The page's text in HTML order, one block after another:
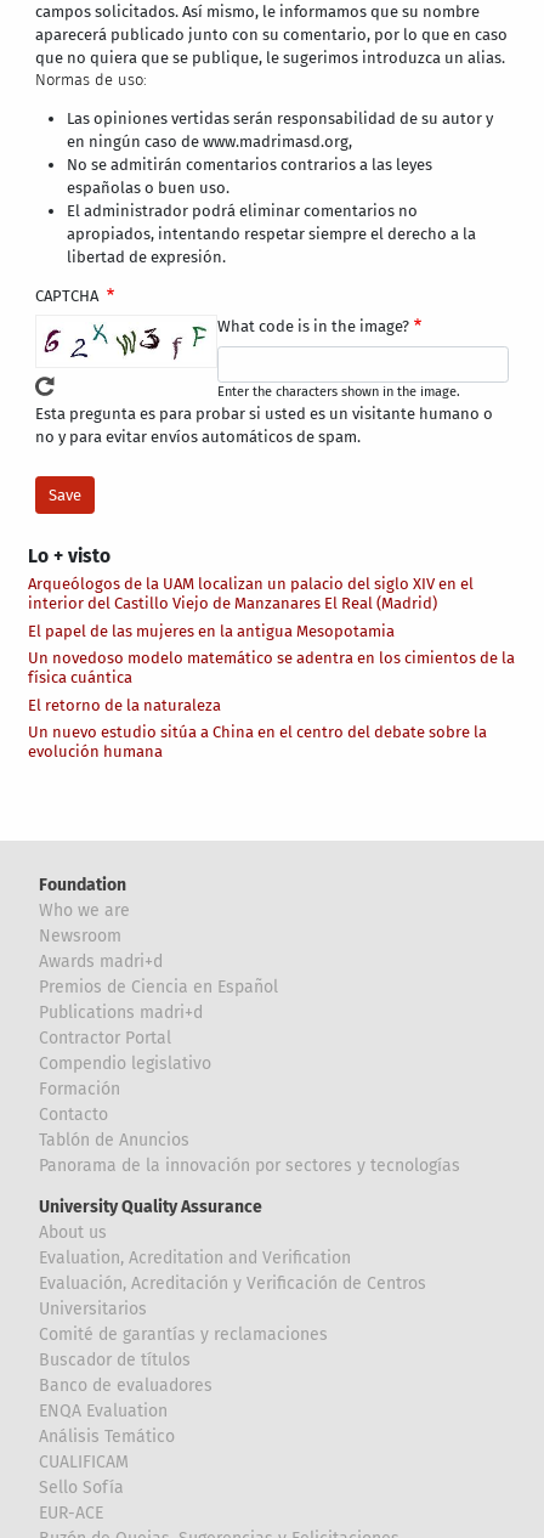
Lo + visto
Arqueólogos de la UAM localizan un palacio del siglo XIV en el
interior del Castillo Viejo de Manzanares El Real (Madrid)
El papel de las mujeres en la antigua Mesopotamia
Un novedoso modelo matemático se adentra en los cimientos de la
física cuántica
El retorno de la naturaleza
Un nuevo estudio sitúa a China en el centro del debate sobre la
evolución humana
campos solicitados. Así mismo, le informamos que su nombre
aparecerá publicado junto con su comentario, por lo que en caso
que no quiera que se publique, le sugerimos introduzca un alias.
Normas de uso:
Las opiniones vertidas serán responsabilidad de su autor y
en ningún caso de www.madrimasd.org,
No se admitirán comentarios contrarios a las leyes
españolas o buen uso.
El administrador podrá eliminar comentarios no
apropiados, intentando respetar siempre el derecho a la
libertad de expresión.
CAPTCHA
What code is in the image?
Enter the characters shown in the image.
Esta pregunta es para probar si usted es un visitante humano o
no y para evitar envíos automáticos de spam.
Foundation
Who we are
Newsroom
Awards madri+d
Premios de Ciencia en Español
Publications madri+d
Contractor Portal
Compendio legislativo
Formación
Contacto
Tablón de Anuncios
Panorama de la innovación por sectores y tecnologías
University Quality Assurance
About us
Evaluation, Acreditation and Verification
Evaluación, Acreditación y Verificación de Centros
Universitarios
Comité de garantías y reclamaciones
Buscador de títulos
Banco de evaluadores
ENQA Evaluation
Análisis Temático
CUALIFICAM
Sello Sofía
EUR-ACE